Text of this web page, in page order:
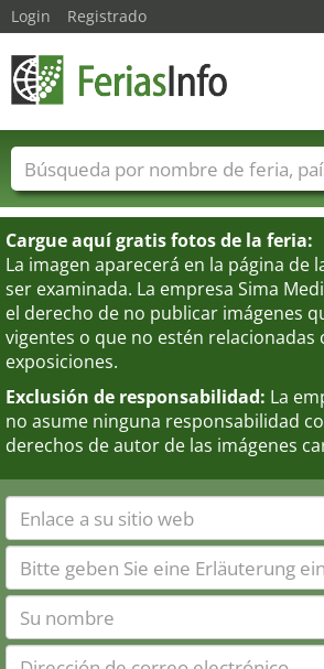
Cargue aquí gratis fotos de la feria:
La imagen aparecerá en la página de
ser examinada. La empresa Sima
el derecho de no publicar imágenes
vigentes o que no estén relacionadas
exposiciones.
Exclusión de responsabilidad: La
no asume ninguna responsabilidad
derechos de autor de las imágenes
Login Registrado
Nombres de ferias Países
Sectores de ferias
Sectores de proveedor de servicios